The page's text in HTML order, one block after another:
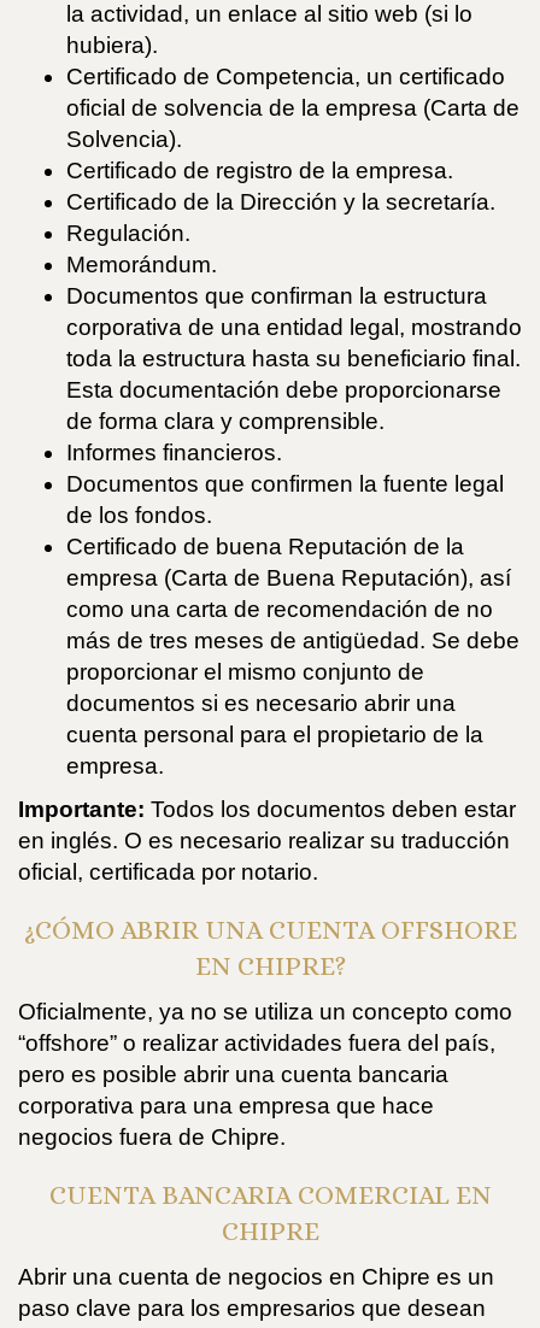
la actividad, un enlace al sitio web (si lo
hubiera).
Certificado de Competencia, un certificado
oficial de solvencia de la empresa (Carta de
Solvencia).
Certificado de registro de la empresa.
Certificado de la Dirección y la secretaría.
Regulación.
Memorándum.
Documentos que confirman la estructura
corporativa de una entidad legal, mostrando
toda la estructura hasta su beneficiario final.
Esta documentación debe proporcionarse
de forma clara y comprensible.
Informes financieros.
Documentos que confirmen la fuente legal
de los fondos.
Certificado de buena Reputación de la
empresa (Carta de Buena Reputación), así
como una carta de recomendación de no
más de tres meses de antigüedad. Se debe
proporcionar el mismo conjunto de
documentos si es necesario abrir una
cuenta personal para el propietario de la
empresa.
Importante: Todos los documentos deben estar
en inglés. O es necesario realizar su traducción
oficial, certificada por notario.
¿CÓMO ABRIR UNA CUENTA OFFSHORE
EN CHIPRE?
Oficialmente, ya no se utiliza un concepto como
“offshore” o realizar actividades fuera del país,
pero es posible abrir una cuenta bancaria
corporativa para una empresa que hace
negocios fuera de Chipre.
CUENTA BANCARIA COMERCIAL EN
CHIPRE
Abrir una cuenta de negocios en Chipre es un
paso clave para los empresarios que desean